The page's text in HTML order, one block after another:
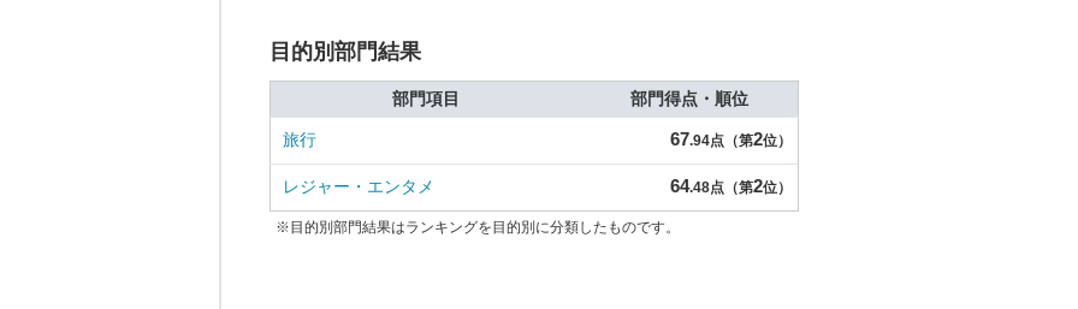
目的別部門結果
部門項目 部門得点・順位
旅行 67.94点（第2位）
レジャー・エンタメ 64.48点（第2位）
※目的別部門結果はランキングを目的別に分類したものです。